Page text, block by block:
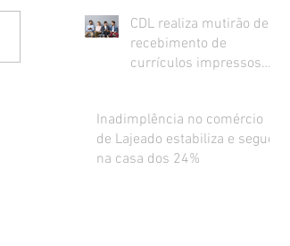
CDL realiza mutirão de
recebimento de
currículos impressos
Inadimplência no comércio
de Lajeado estabiliza e segue
na casa dos 24%